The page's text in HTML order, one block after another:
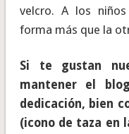
velcro. A los
forma más que la
Si te gustan
mantener el
dedicación, bien
(icono de taza en